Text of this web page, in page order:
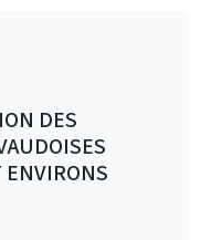
DES
ENVIRONS